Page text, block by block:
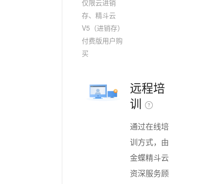
仅限云进销
存、精斗云
V5（进销存）
付费版用户购
买
远程培
训
通过在线培
训方式，由
金蝶精斗云
资深服务顾